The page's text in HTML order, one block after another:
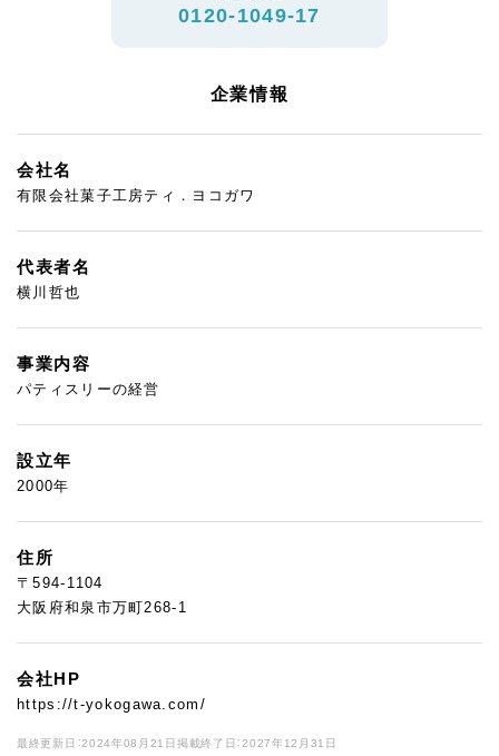
0120-1049-17
企業情報
会社名
有限会社菓子工房ティ．ヨコガワ
代表者名
横川哲也
事業内容
パティスリーの経営
設立年
2000年
住所
〒594-1104
大阪府和泉市万町268-1
会社HP
https://t-yokogawa.com/
最終更新日：2024年08月21日 掲載終了日：2027年12月31日